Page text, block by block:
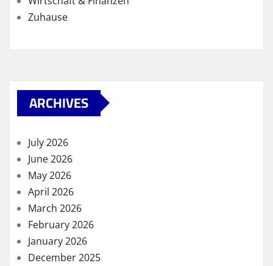
Zuhause
ARCHIVES
July 2026
June 2026
May 2026
April 2026
March 2026
February 2026
January 2026
December 2025